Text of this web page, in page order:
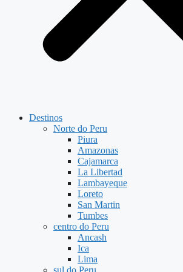
Destinos
Norte do Peru
Piura
Amazonas
Cajamarca
La Libertad
Lambayeque
Loreto
San Martin
Tumbes
centro do Peru
Ancash
Ica
Lima
sul do Peru